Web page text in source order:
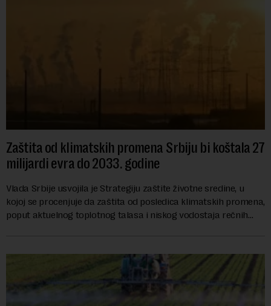
Zaštita od klimatskih promena Srbiju bi koštala 27
milijardi evra do 2033. godine
Vlada Srbije usvojila je Strategiju zaštite životne sredine, u
kojoj se procenjuje da zaštita od posledica klimatskih promena,
poput aktuelnog toplotnog talasa i niskog vodostaja rečnih